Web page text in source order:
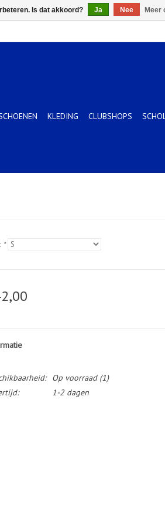
KLEDING CLUBSHOPS
*
Op voorraad(1)
1-2 dagen
Is dat akkoord? Ja Nee Meer